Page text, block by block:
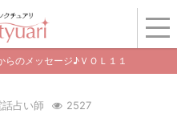
らのメッセージ♪ＶＯＬ１１
話占い師 2527